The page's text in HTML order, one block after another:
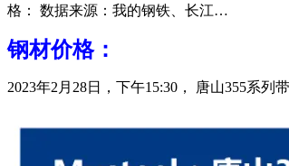
格： 数据来源：我的钢铁、长江…
钢材价格：
2023年2月28日，下午15:30， 唐山355系列